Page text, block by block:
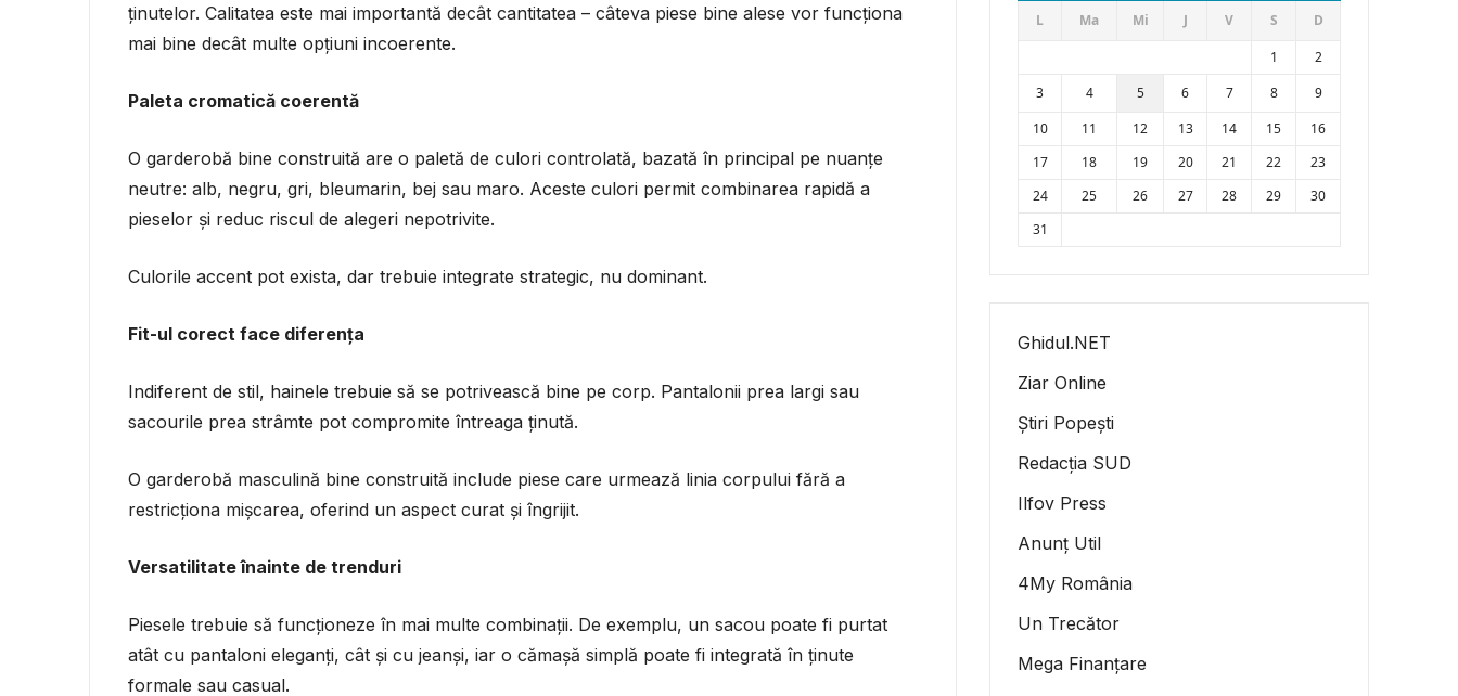
ținutelor. Calitatea este mai importantă decât cantitatea – câteva piese bine alese vor funcționa
mai bine decât multe opțiuni incoerente.
Paleta cromatică coerentă
O garderobă bine construită are o paletă de culori controlată, bazată în principal pe nuanțe
neutre: alb, negru, gri, bleumarin, bej sau maro. Aceste culori permit combinarea rapidă a
pieselor și reduc riscul de alegeri nepotrivite.
Culorile accent pot exista, dar trebuie integrate strategic, nu dominant.
Fit-ul corect face diferența
Indiferent de stil, hainele trebuie să se potrivească bine pe corp. Pantalonii prea largi sau
sacourile prea strâmte pot compromite întreaga ținută.
O garderobă masculină bine construită include piese care urmează linia corpului fără a
restricționa mișcarea, oferind un aspect curat și îngrijit.
Versatilitate înainte de trenduri
Piesele trebuie să funcționeze în mai multe combinații. De exemplu, un sacou poate fi purtat
atât cu pantaloni eleganți, cât și cu jeanși, iar o cămașă simplă poate fi integrată în ținute
formale sau casual.
L Ma Mi J V S
D
1
2
3
4 5 6 7 8
9
10
11 12 13 14 15
16
17
18 19 20 21 22
23
24
25 26 27 28 29
30
31
Ghidul.NET
Ziar Online
Știri Popești
Redacția SUD
Ilfov Press
Anunț Util
4My România
Un Trecător
Mega Finanțare